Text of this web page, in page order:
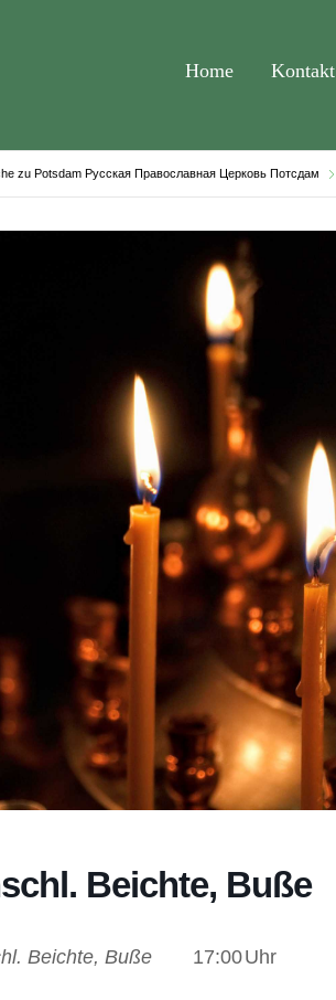
Home Kontakt
zu Potsdam Русская Православная Церковь Потсдам
Beichte, Buße
Beichte, Buße 17:00Uhr